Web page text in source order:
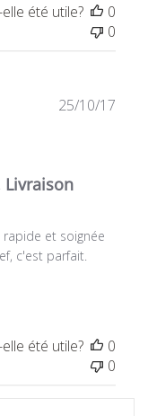
été utile?
0
0
Livraison
rapide et soignée
c'est parfait.
25/10/17
été utile?
0
0